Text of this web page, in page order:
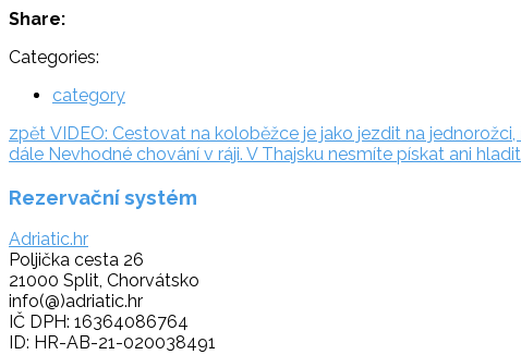
Share:
Categories:
category
Navigace
pro
příspěvek
zpět zpět:
VIDEO: Cestovat na koloběžce je jako jezdit na jednorožci,
dále dále:
Nevhodné chování v ráji. V Thajsku nesmíte pískat ani
Rezervační systém
Adriatic.hr
Poljička cesta 26
21000 Split, Chorvátsko
info(@)adriatic.hr
IČ DPH: 16364086764
ID: HR-AB-21-020038491